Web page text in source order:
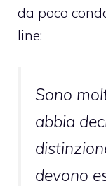
da poco
line:
Sono
abbia
devono